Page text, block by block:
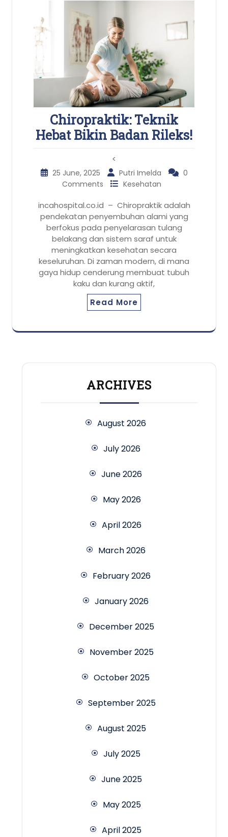
Chiropraktik: Teknik
Hebat Bikin Badan Rileks!
<
25 June, 2025 Putri Imelda
0
Comments
Kesehatan
incahospital.co.id – Chiropraktik adalah
pendekatan penyembuhan alami yang
berfokus pada penyelarasan tulang
belakang dan sistem saraf untuk
meningkatkan kesehatan secara
keseluruhan. Di zaman modern, di mana
gaya hidup cenderung membuat tubuh
kaku dan kurang aktif,
Read More
ARCHIVES
August 2026
July 2026
June 2026
May 2026
April 2026
March 2026
February 2026
January 2026
December 2025
November 2025
October 2025
September 2025
August 2025
July 2025
June 2025
May 2025
April 2025